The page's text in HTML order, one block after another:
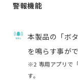
警報機能
本製品の「ボ
を鳴らす事が
※2 専用アプリで
す。